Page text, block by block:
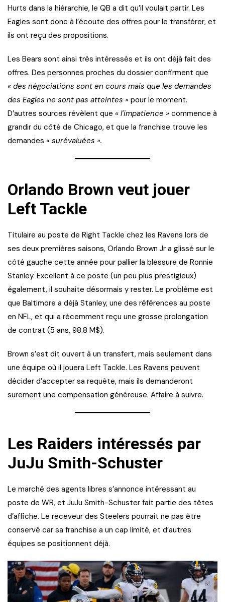
Hurts dans la hiérarchie, le QB a dit qu’il voulait partir. Les
Eagles sont donc à l’écoute des offres pour le transférer, et
ils ont reçu des propositions.
Les Bears sont ainsi très intéressés et ils ont déjà fait des
offres. Des personnes proches du dossier confirment que
« des négociations sont en cours mais que les demandes
des Eagles ne sont pas atteintes » pour le moment.
D’autres sources révèlent que « l’impatience » commence à
grandir du côté de Chicago, et que la franchise trouve les
demandes « surévaluées ».
Orlando Brown veut jouer
Left Tackle
Titulaire au poste de Right Tackle chez les Ravens lors de
ses deux premières saisons, Orlando Brown Jr a glissé sur le
côté gauche cette année pour pallier la blessure de Ronnie
Stanley. Excellent à ce poste (un peu plus prestigieux)
également, il souhaite désormais y rester. Le problème est
que Baltimore a déjà Stanley, une des références au poste
en NFL, et qui a récemment reçu une grosse prolongation
de contrat (5 ans, 98.8 M$).
Brown s’est dit ouvert à un transfert, mais seulement dans
une équipe où il jouera Left Tackle. Les Ravens peuvent
décider d’accepter sa requête, mais ils demanderont
surement une compensation généreuse. Affaire à suivre.
Les Raiders intéressés par
JuJu Smith-Schuster
Le marché des agents libres s’annonce intéressant au
poste de WR, et JuJu Smith-Schuster fait partie des têtes
d’affiche. Le receveur des Steelers pourrait ne pas être
conservé car sa franchise a un cap limité, et d’autres
équipes se positionnent déjà.